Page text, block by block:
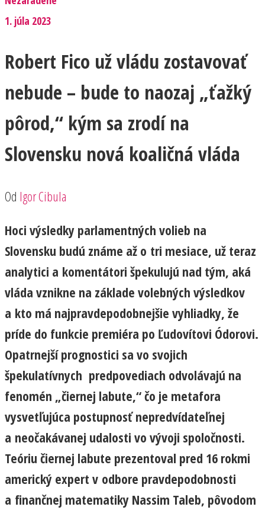
1. júla 2023
Robert Fico už vládu zostavovať
nebude – bude to naozaj „ťažký
pôrod,“ kým sa zrodí na
Slovensku nová koaličná vláda
Od Igor Cibula
Hoci výsledky parlamentných volieb na
Slovensku budú známe až o tri mesiace, už teraz
analytici a komentátori špekulujú nad tým, aká
vláda vznikne na základe volebných výsledkov
a kto má najpravdepodobnejšie vyhliadky, že
príde do funkcie premiéra po Ľudovítovi Ódorovi.
Opatrnejší prognostici sa vo svojich
špekulatívnych predpovediach odvolávajú na
fenomén „čiernej labute,“ čo je metafora
vysvetľujúca postupnosť nepredvídateľnej
a neočakávanej udalosti vo vývoji spoločnosti.
Teóriu čiernej labute prezentoval pred 16 rokmi
americký expert v odbore pravdepodobnosti
a finančnej matematiky Nassim Taleb, pôvodom